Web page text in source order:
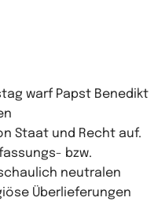
warf Papst Benedikt
Staat und Recht auf.
bzw.
neutralen
Überlieferungen